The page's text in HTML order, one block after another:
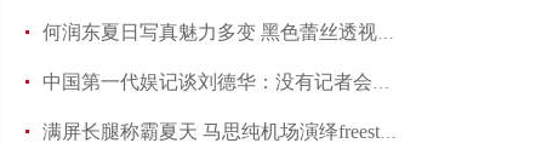
何润东夏日写真魅力多变 黑色蕾丝透视西装性感吸
中国第一代娱记谈刘德华：没有记者会不喜欢他
满屏长腿称霸夏天 马思纯机场演绎freestyle